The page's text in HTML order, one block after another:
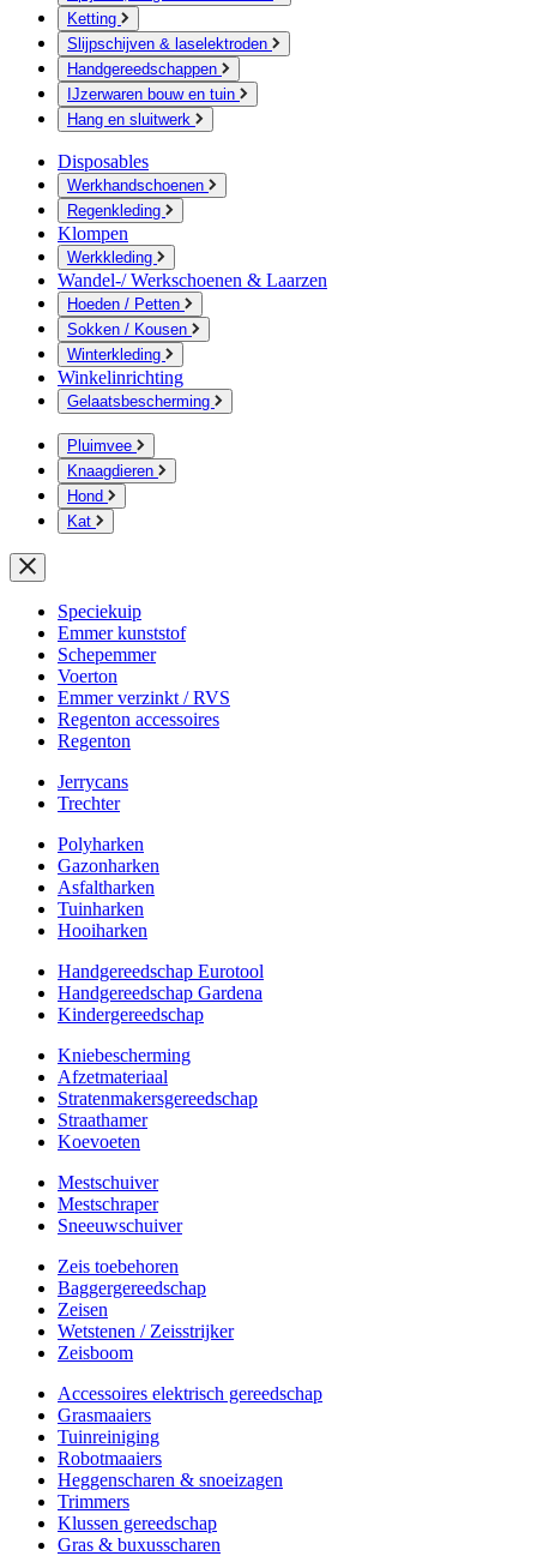
Ketting
Slijpschijven & laselektroden
Handgereedschappen
IJzerwaren bouw en tuin
Hang en sluitwerk
Disposables
Werkhandschoenen
Regenkleding
Klompen
Werkkleding
Wandel-/ Werkschoenen & Laarzen
Hoeden / Petten
Sokken / Kousen
Winterkleding
Winkelinrichting
Gelaatsbescherming
Pluimvee
Knaagdieren
Hond
Kat
Speciekuip
Emmer kunststof
Schepemmer
Voerton
Emmer verzinkt / RVS
Regenton accessoires
Regenton
Jerrycans
Trechter
Polyharken
Gazonharken
Asfaltharken
Tuinharken
Hooiharken
Handgereedschap Eurotool
Handgereedschap Gardena
Kindergereedschap
Kniebescherming
Afzetmateriaal
Stratenmakersgereedschap
Straathamer
Koevoeten
Mestschuiver
Mestschraper
Sneeuwschuiver
Zeis toebehoren
Baggergereedschap
Zeisen
Wetstenen / Zeisstrijker
Zeisboom
Accessoires elektrisch gereedschap
Grasmaaiers
Tuinreiniging
Robotmaaiers
Heggenscharen & snoeizagen
Trimmers
Klussen gereedschap
Gras & buxusscharen